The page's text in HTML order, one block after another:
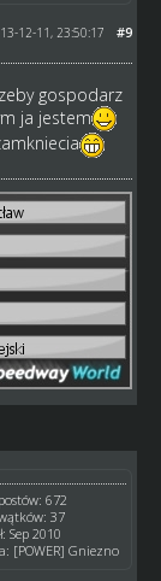
#9
12-11, 23:50:17
gospodarz
ja jestem
672
37
Sep 2010
[POWER] Gniezno